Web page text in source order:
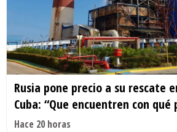
Rusia pone precio a su rescate
Cuba: “Que encuentren con qué
Hace 20 horas